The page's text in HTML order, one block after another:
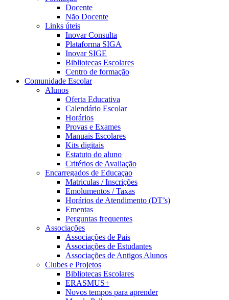
Docente
Não Docente
Links úteis
Inovar Consulta
Plataforma SIGA
Inovar SIGE
Bibliotecas Escolares
Centro de formação
Comunidade Escolar
Alunos
Oferta Educativa
Calendário Escolar
Horários
Provas e Exames
Manuais Escolares
Kits digitais
Estatuto do aluno
Critérios de Avaliação
Encarregados de Educaçao
Matriculas / Inscrições
Emolumentos / Taxas
Horários de Atendimento (DT’s)
Ementas
Perguntas frequentes
Associações
Associações de Pais
Associações de Estudantes
Associações de Antigos Alunos
Clubes e Projetos
Bibliotecas Escolares
ERASMUS+
Novos tempos para aprender